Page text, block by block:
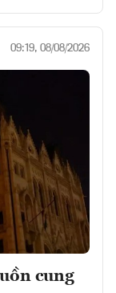
09:19, 08/08/2026
cung